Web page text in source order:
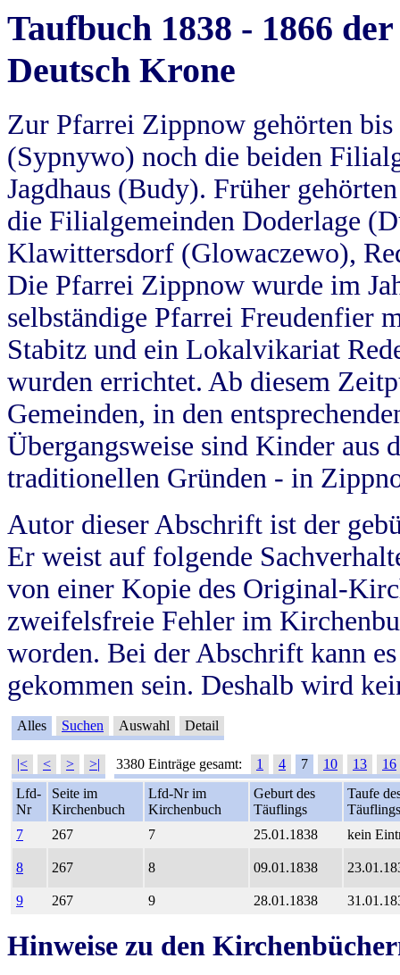
Taufbuch 1838 - 1866
Deutsch Krone
Zur Pfarrei Zippnow gehörten
(Sypnywo) noch die beiden
Jagdhaus (Budy). Früher
die Filialgemeinden Doderlage
Klawittersdorf (Glowaczewo),
Die Pfarrei Zippnow wurde im
selbständige Pfarrei Freudenfier
Stabitz und ein Lokalvikariat
wurden errichtet. Ab diesem
Gemeinden, in den
Übergangsweise sind Kinder aus
traditionellen Gründen - in
Autor dieser Abschrift ist der
Er weist auf folgende
von einer Kopie des Original-
zweifelsfreie Fehler im
worden. Bei der Abschrift kann
gekommen sein. Deshalb wird
Alles Suchen Auswahl Detail
|< < > >| 3380 Einträge gesamt: 1 4 7 10 13
16
Lfd-
Nr
Seite im
Kirchenbuch
Lfd-Nr im
Kirchenbuch
Geburt des
Täuflings
Taufe
Täuflings
7
267 7 25.01.1838 kein
8 267 8 09.01.1838
9 267 9 28.01.1838
Hinweise zu den